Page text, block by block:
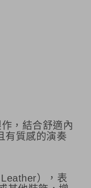
，結合舒適內
有質感的演奏
），表